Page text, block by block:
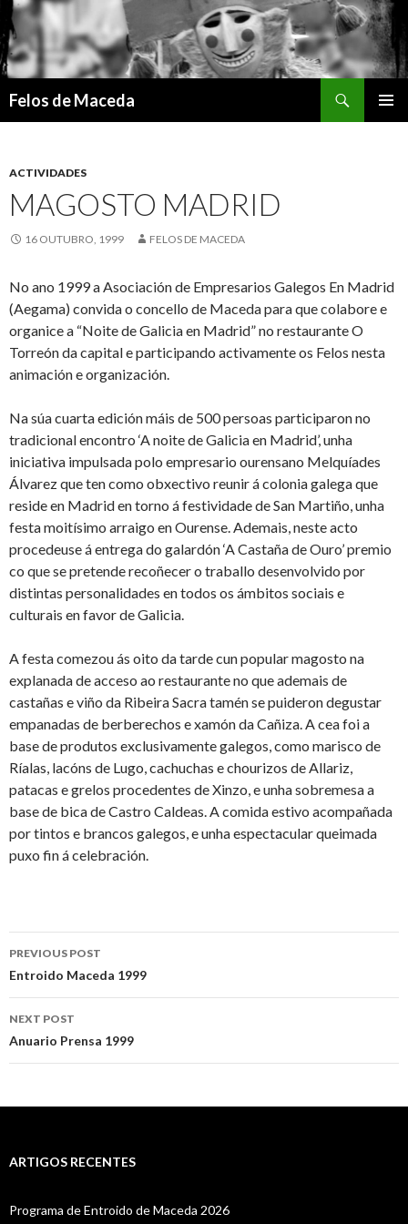
Felos de Maceda
ACTIVIDADES
MAGOSTO MADRID
16 OUTUBRO, 1999 FELOS DE MACEDA
No ano 1999 a Asociación de Empresarios Galegos En Madrid
(Aegama) convida o concello de Maceda para que colabore e
organice a “Noite de Galicia en Madrid” no restaurante O
Torreón da capital e participando activamente os Felos nesta
animación e organización.
Na súa cuarta edición máis de 500 persoas participaron no
tradicional encontro ‘A noite de Galicia en Madrid’, unha
iniciativa impulsada polo empresario ourensano Melquíades
Álvarez que ten como obxectivo reunir á colonia galega que
reside en Madrid en torno á festividade de San Martiño, unha
festa moitísimo arraigo en Ourense. Ademais, neste acto
procedeuse á entrega do galardón ‘A Castaña de Ouro’ premio
co que se pretende recoñecer o traballo desenvolvido por
distintas personalidades en todos os ámbitos sociais e
culturais en favor de Galicia.
A festa comezou ás oito da tarde cun popular magosto na
explanada de acceso ao restaurante no que ademais de
castañas e viño da Ribeira Sacra tamén se puideron degustar
empanadas de berberechos e xamón da Cañiza. A cea foi a
base de produtos exclusivamente galegos, como marisco de
Ríalas, lacóns de Lugo, cachuchas e chourizos de Allariz,
patacas e grelos procedentes de Xinzo, e unha sobremesa a
base de bica de Castro Caldeas. A comida estivo acompañada
por tintos e brancos galegos, e unha espectacular queimada
puxo fin á celebración.
navigation
PREVIOUS POST
Entroido Maceda 1999
NEXT POST
Anuario Prensa 1999
ARTIGOS RECENTES
Programa de Entroido de Maceda 2026